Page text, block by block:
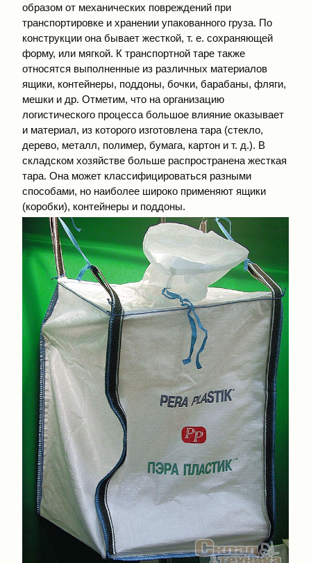
образом от механических повреждений при
транспортировке и хранении упакованного груза. По
конструкции она бывает жесткой, т. е. сохраняющей
форму, или мягкой. К транспортной таре также
относятся выполненные из различных материалов
ящики, контейнеры, поддоны, бочки, барабаны, фляги,
мешки и др. Отметим, что на организацию
логистического процесса большое влияние оказывает
и материал, из которого изготовлена тара (стекло,
дерево, металл, полимер, бумага, картон и т. д.). В
складском хозяйстве больше распространена жесткая
тара. Она может классифицироваться разными
способами, но наиболее широко применяют ящики
(коробки), контейнеры и поддоны.